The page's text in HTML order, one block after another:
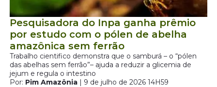
Pesquisadora do Inpa ganha prêmio
por estudo com o pólen de abelha
amazônica sem ferrão
Trabalho cientifico demonstra que o samburá – o “pólen
das abelhas sem ferrão”– ajuda a reduzir a glicemia de
jejum e regula o intestino
Por: Pim Amazônia | 9 de julho de 2026 14H59